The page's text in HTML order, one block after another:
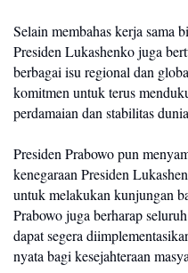
Selain membahas kerja sama
Presiden Lukashenko juga
berbagai isu regional dan
komitmen untuk terus
perdamaian dan stabilitas
Presiden Prabowo pun
kenegaraan Presiden
untuk melakukan kunjungan
Prabowo juga berharap
dapat segera
nyata bagi kesejahteraan